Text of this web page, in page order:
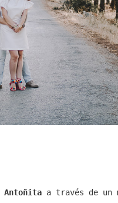
Antoñita a través de un